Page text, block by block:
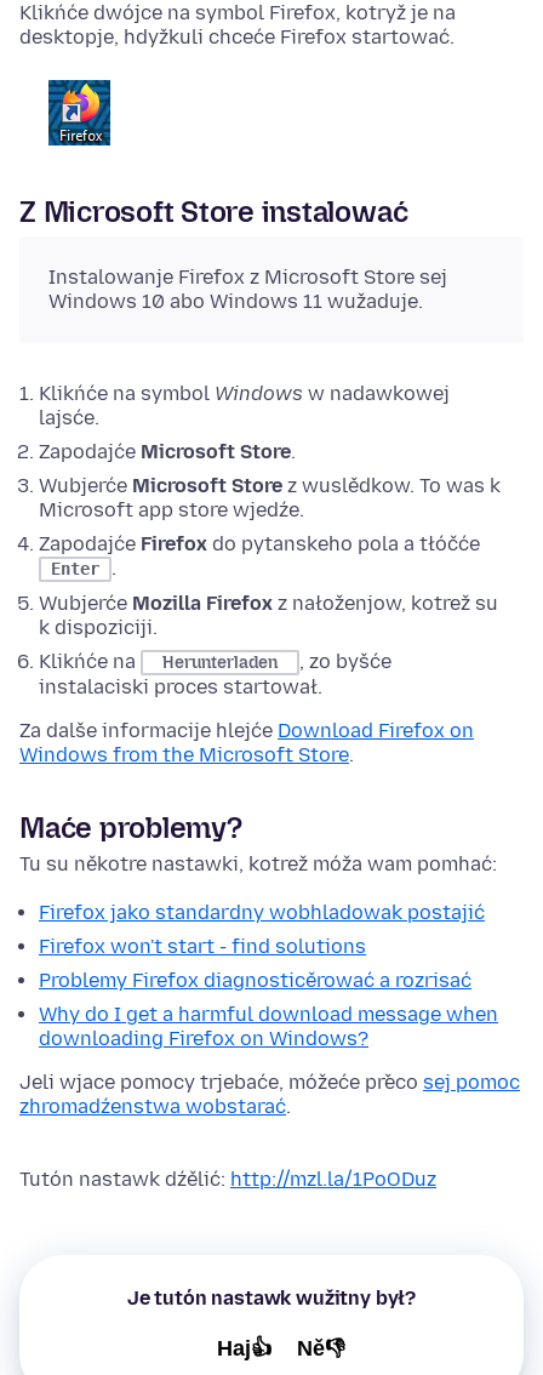
Klikńće dwójce na symbol Firefox, kotryž je na
desktopje, hdyžkuli chceće Firefox startować.
Z Microsoft Store instalować
Instalowanje Firefox z Microsoft Store sej
Windows 10 abo Windows 11 wužaduje.
Klikńće na symbol Windows w nadawkowej
lajsće.
Zapodajće Microsoft Store.
Wubjerće Microsoft Store z wuslědkow. To was k
Microsoft app store wjedźe.
Zapodajće Firefox do pytanskeho pola a tłóčće
Enter
.
Wubjerće Mozilla Firefox z nałoženjow, kotrež su
k dispoziciji.
Klikńće na
Herunterladen
, zo byšće
instalaciski proces startował.
Za dalše informacije hlejće Download Firefox on
Windows from the Microsoft Store.
Maće problemy?
Tu su někotre nastawki, kotrež móža wam pomhać:
Firefox jako standardny wobhladowak postajić
Firefox won't start - find solutions
Problemy Firefox diagnosticěrować a rozrisać
Why do I get a harmful download message when
downloading Firefox on Windows?
Jeli wjace pomocy trjebaće, móžeće přeco sej pomoc
zhromadźenstwa wobstarać.
Tutón nastawk dźělić: http://mzl.la/1PoODuz
Je tutón nastawk wužitny był?
Haj👍 Ně👎